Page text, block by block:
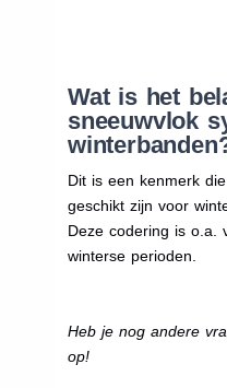
Wat is het
sneeuwvlok
Dit is een kenmerk
geschikt zijn voor
Deze codering is o.a.
winterse perioden.
Heb je nog andere
op!